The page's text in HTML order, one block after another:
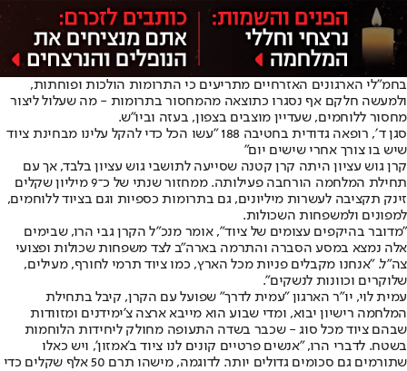
בחמ"לי הארגונים האזרחיים מתריעים כי התרומות הולכות ופוחתות,
ולמעשה חלקם אף נסגרו כתוצאה מהמחסור בתרומות - מה שעלול ליצור
מחסור ללוחמים, שעדיין מוצבים בצפון, בעזה וביו"ש.
סגן ד׳, רופאה גדודית בחטיבה 188 "עשו הכל כדי להקל עלינו מבחינת ציוד
שיש בו צורך אחרי שישים יום"
קרן גוש עציון היתה קרן קטנה שסייעה לתושבי גוש עציון בלבד, אך עם
תחילת המלחמה הורחבה פעילותה. ממחזור שנתי של כ־9 מיליון שקלים
זינק תקציבה לעשרות מיליונים, גם בתרומות כספיות וגם בציוד ללוחמים,
למפונים ולמשפחות השכולות.
"מדובר בהיקפים עצומים של ציוד", אומר מנכ"ל הקרן גבי הרו, שבימים
אלה נמצא במסע הסברה והתרמה בארה"ב לצד משפחות שכולות ופצועי
צה"ל. "אנחנו מקבלים פניות מכל הארץ, כמו ציוד תרמי לחורף, מעילים,
שלוקרים וכוונות לנשקים".
עמית לוי, יו"ר הארגון "עמית לדרך" שפועל עם הקרן, קיבל בתחילת
המלחמה רישיון יבוא, ומדי שבוע הוא מייבא ארצה צ'ימידנים ומזוודות
שבהם ציוד מכל סוג - שכבר בשדה התעופה מחולק ליחידות הלוחמות
בשטח. לדברי הרו, "אנשים פרטיים קונים לנו ציוד ב'אמזון', ויש כאלו
שתורמים גם סכומים גדולים יותר. לדוגמה, מישהו תרם 50 אלף שקלים כדי